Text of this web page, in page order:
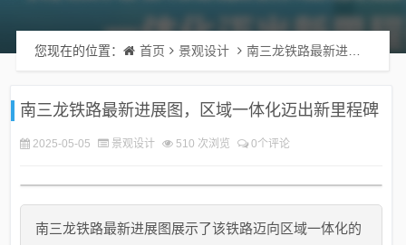
您现在的位置： 首页 景观设计 南三龙铁路最新进展图，区域一体化迈出新里程碑
南三龙铁路最新进展图，区域一体化迈出新里程碑
2025-05-05 景观设计 510 次浏览 0个评论
南三龙铁路最新进展图展示了该铁路迈向区域一体化的